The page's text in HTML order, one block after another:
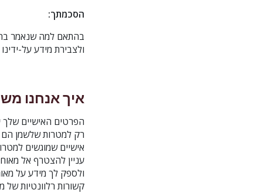
הסכמתך:
בהתאם למה שנאמר
ולצבירת מידע על-
איך אנחנו
רק למטרות שלשמן הם
אישיים שמוגשים
עניין להצטרף אל
ולספק לך מידע על
קשורות רלוונטיות של